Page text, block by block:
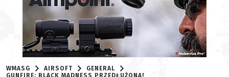
WMASG AIRSOFT
GENERAL
GUNFIRE: BLACK MADNESS PRZEDŁUŻONA!